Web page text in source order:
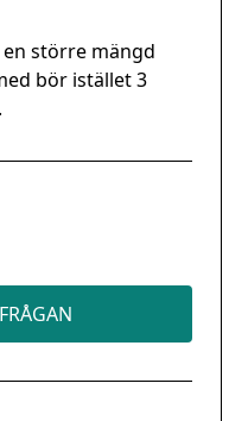
större mängd
bör istället 3